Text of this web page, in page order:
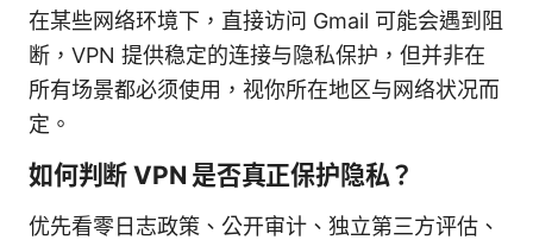
在某些网络环境下，直接访问 Gmail 可能会遇到阻
断，VPN 提供稳定的连接与隐私保护，但并非在
所有场景都必须使用，视你所在地区与网络状况而
定。
如何判断 VPN 是否真正保护隐私？
优先看零日志政策、公开审计、独立第三方评估、